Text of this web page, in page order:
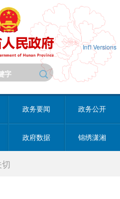
Int'l Versions
政务要闻 政务公开
政府数据 锦绣潇湘